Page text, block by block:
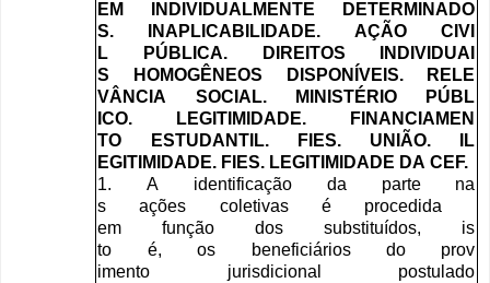
EM INDIVIDUALMENTE
DETERMINADO
S. INAPLICABILIDADE.AÇÃO
CIVI
L
PÚBLICA. DIREITOS
INDIVIDUAI
S
HOMOGÊNEOS DISPONÍVEIS.
RELE
VÂNCIA
SOCIAL. MINISTÉRIO
PÚBL
ICO. LEGITIMIDADE.
FINANCIAMEN
TO
ESTUDANTIL. FIES. UNIÃO.
IL
EGITIMIDADE. FIES. LEGITIMIDAD E DA CEF.
1.A identificação da parte
na
s
ações coletivas é
procedida
em
função dos substituídos, is
to
é,os beneficiários do
prov
imento
jurisdicional
postulado